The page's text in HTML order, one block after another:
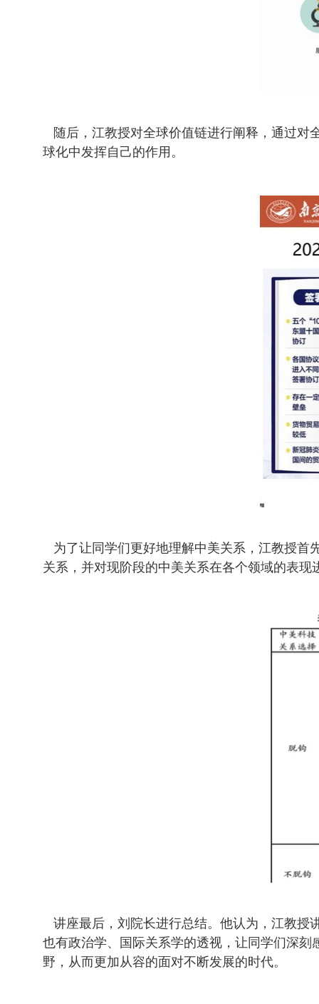
随后，江教授对全球价值链进行阐释，通过对
球化中发挥自己的作用。
为了让同学们更好地理解中美关系，江教授首
关系，并对现阶段的中美关系在各个领域的表现
讲座最后，刘院长进行总结。他认为，江教授
也有政治学、国际关系学的透视，让同学们深
野，从而更加从容的面对不断发展的时代。